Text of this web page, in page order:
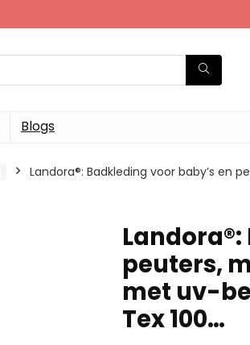
Blogs
Landora®: Badkleding voor baby’s
peuters,
met uv-
Tex 100…